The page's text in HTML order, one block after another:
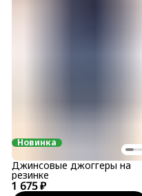
Новинка
1 675 ₽
Джинсовые джоггеры на
резинке